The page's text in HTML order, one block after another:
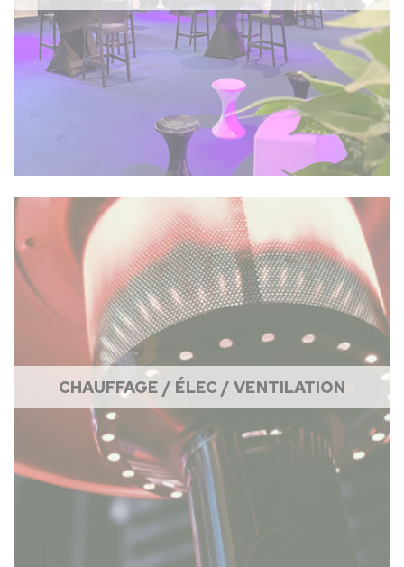
CHAUFFAGE / ÉLEC / VENTILATION